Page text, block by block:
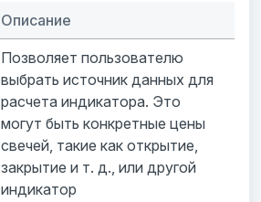
Описание
Позволяет пользователю
выбрать источник данных для
расчета индикатора. Это
могут быть конкретные цены
свечей, такие как открытие,
закрытие и т. д., или другой
индикатор